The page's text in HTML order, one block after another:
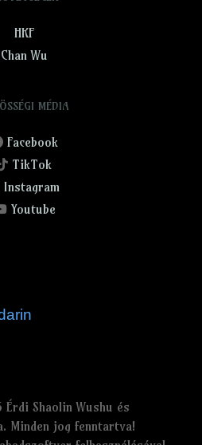
HKF
Chan Wu
MÉDIA
Facebook
TikTok
Instagram
Youtube
Shaolin Wushu és
Minden jog fenntartva!